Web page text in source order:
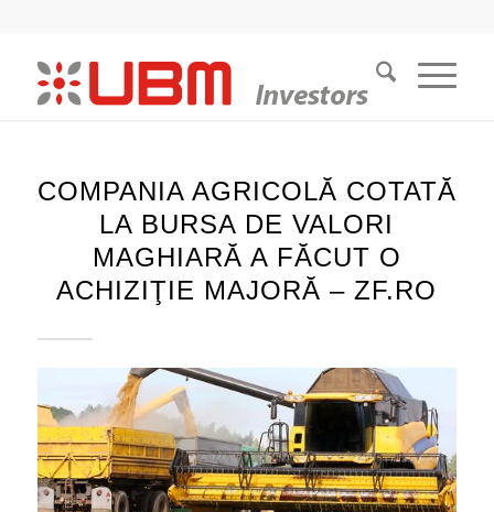
COMPANIA AGRICOLĂ COTATĂ
LA BURSA DE VALORI
MAGHIARĂ A FĂCUT O
ACHIZIŢIE MAJORĂ – ZF.RO